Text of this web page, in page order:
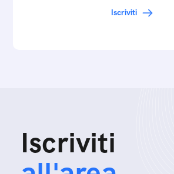
Iscriviti
Iscriviti